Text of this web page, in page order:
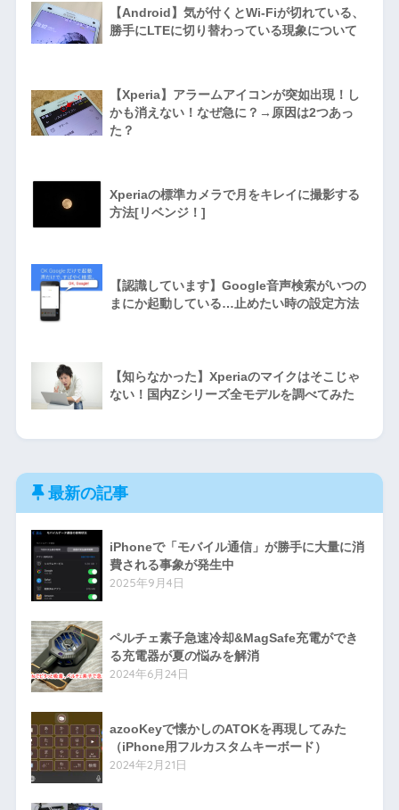
【Android】気が付くとWi-Fiが切れている、
勝手にLTEに切り替わっている現象について
【Xperia】アラームアイコンが突如出現！し
かも消えない！なぜ急に？→原因は2つあっ
た？
Xperiaの標準カメラで月をキレイに撮影する
方法[リベンジ！]
【認識しています】Google音声検索がいつの
まにか起動している…止めたい時の設定方法
【知らなかった】Xperiaのマイクはそこじゃ
ない！国内Zシリーズ全モデルを調べてみた
最新の記事
iPhoneで「モバイル通信」が勝手に大量に消
費される事象が発生中
2025年9月4日
ペルチェ素子急速冷却&MagSafe充電ができ
る充電器が夏の悩みを解消
2024年6月24日
azooKeyで懐かしのATOKを再現してみた
（iPhone用フルカスタムキーボード）
2024年2月21日